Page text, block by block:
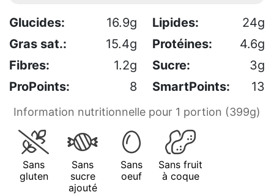
Glucides: 16.9g Lipides:
24g
Gras sat.:
15.4g Protéines:
4.6g
Fibres:
1.2g Sucre:
3g
ProPoints:
8 SmartPoints: 13
Information nutritionnelle pour 1 portion (399g)
Sans
gluten
Sans
sucre
ajouté
Sans
oeuf
Sans fruit
à coque